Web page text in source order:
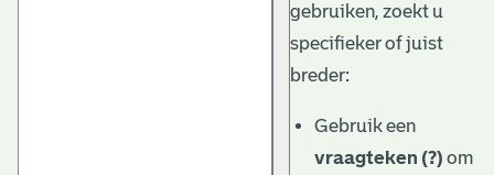
gebruiken, zoekt u
specifieker of juist
breder:
Gebruik een
vraagteken (?) om